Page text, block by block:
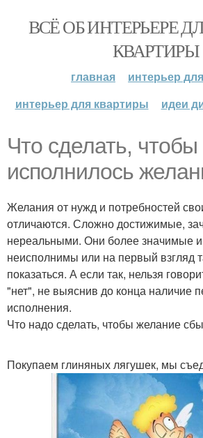
ВСЁ ОБ ИНТЕРЬЕРЕ
КВАРТИРЫ
главная
интерьер
интерьер для квартиры
идеи
Что сделать, чтобы
исполнилось
Желания от нужд и потребностей
отличаются. Сложно достижимые,
нереальными. Они более значимые
неисполнимы или на первый взгляд
показаться. А если так, нельзя
"нет", не выяснив до конца наличие
исполнения.
Что надо сделать, чтобы желание
Покупаем глиняных лягушек, мы